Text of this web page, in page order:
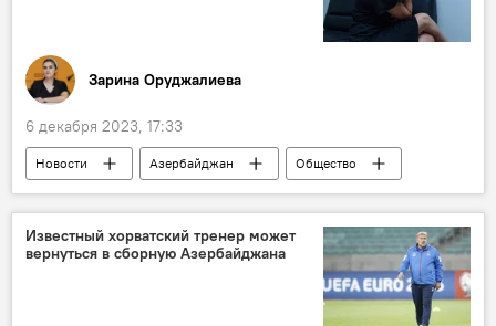
Зарина Оруджалиева
6 декабря 2023, 17:33
Новости Азербайджан
Общество
Бытовое насилие
Жертвы
Государственный комитет по проблемам семьи, женщин и детей
Известный хорватский тренер может
вернуться в сборную Азербайджана